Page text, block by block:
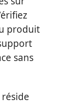
produit
sans